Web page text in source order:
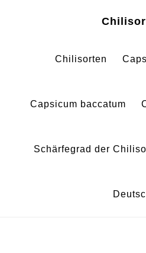
Chilisorten
Capsicum baccatum
Schärfegrad der